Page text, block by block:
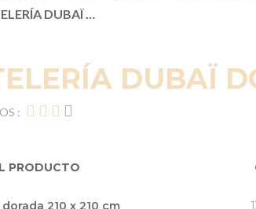
MANTELERÍA DUBAÏ DORADO
DUBAÏ
:
PRODUCTO
210 x 210 cm